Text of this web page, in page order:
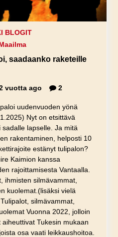
BLOGIT
vuotta ago 2
uudenvuoden yönä
Nyt on etsittävä
lapselle. Ja mitä
rakentaminen, helposti 10
estänyt tulipalon?
Kaimion kanssa
rajoittamisesta Vantaalla.
ihmisten silmävammat,
kuolemat.(lisäksi vielä
silmävammat,
Vuonna 2022, jolloin
Tukesin mukaan
osa vaati leikkaushoitoa.